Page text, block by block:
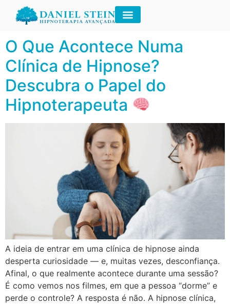
Tag:clínica hipnose
O Que Acontece Numa
Clínica de Hipnose?
Descubra o Papel do
Hipnoterapeuta
A ideia de entrar em uma clínica de hipnose ainda
desperta curiosidade — e, muitas vezes, desconfiança.
Afinal, o que realmente acontece durante uma sessão?
É como vemos nos filmes, em que a pessoa “dorme” e
perde o controle? A resposta é não. A hipnose clínica,